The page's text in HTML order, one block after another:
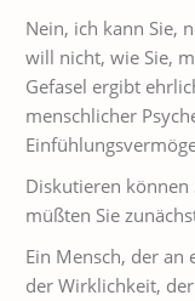
Nein, ich kann Sie,
will nicht, wie Sie,
Gefasel ergibt
menschlicher
Diskutieren
müßten Sie
Ein Mensch, der
der Wirklichkeit,